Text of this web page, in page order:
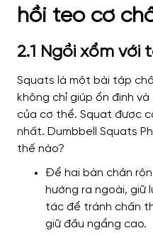
hồi teo cơ
2.1 Ngồi xổm với
Squats là một bài tập
không chỉ giúp ổn định
của cơ thể. Squat được
nhất. Dumbbell Squats
thế nào?
Để hai bàn chân
hướng ra ngoài,
tác để tránh chấn
giữ đầu ngẩng cao.